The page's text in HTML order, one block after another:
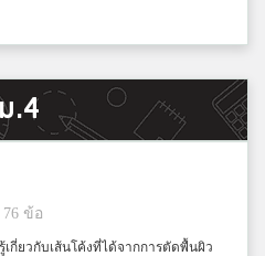
.4
ข้อ
เกี่ยวกับเส้นโค้งที่ได้จากการตัดพื้นผิว